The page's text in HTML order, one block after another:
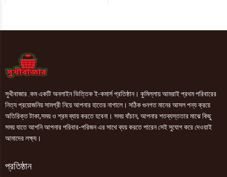
১
সুখীবাজার .কম একটি অনলাইন ভিত্তিক ই-কমার্স প্রতিষ্ঠান। কুমিল্লায় আমরাই প্রথম পরিবারের
নিত্য প্রয়োজনিয় সামগ্রী নিয়ে আপনার হাতের নাগালে। সঠিক গুনগত মানের আসল পন্য ক্রয়ে
অতিরিক্ত টাকা,সময় ও শ্রম ব্যায় করতে হবেনা। সময় বাঁচান, আপনার শতব্যস্ততার মাঝে কিছু
সময় যাতে আপনি আপনার পরিবার-পরিজন এর সাথে ব্যয় করতে পারেন সেই সুযোগ করে দেওয়াই
আমাদের লক্ষ্য।
প্রতিষ্ঠান